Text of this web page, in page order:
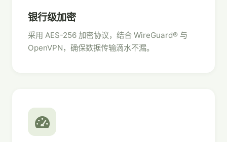
银行级加密
采用 AES-256 加密协议，结合 WireGuard® 与
OpenVPN，确保数据传输滴水不漏。